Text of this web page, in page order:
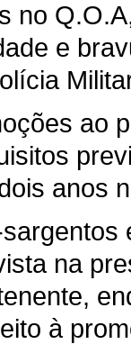
no
e
ao
anos
na
à